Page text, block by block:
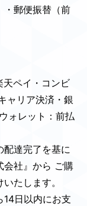
・郵便振替（前
ペイ・コンビ
ャリア決済・銀
ォレット：前払
配達完了を基に
会社』から ご購
たします。
日以内にお支